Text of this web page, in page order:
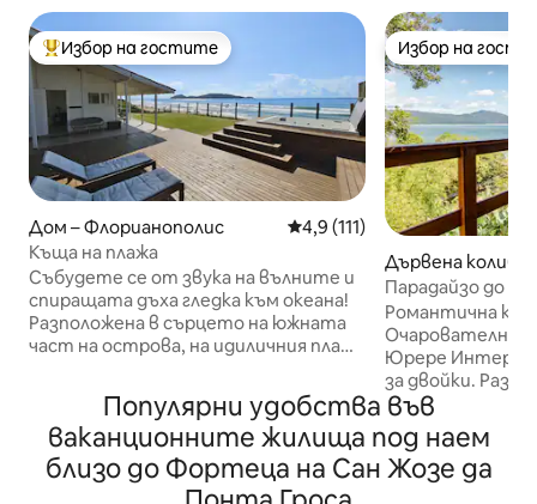
Най-популярен избор на гостите
Избор на гостите
Дом – Флорианополис Средна оценка: 4,9 от 5,
4,9 (111)
Къща на плажа
Събудете се от звука на вълните и
спиращата дъха гледка към океана!
Разположена в сърцето на южната
част на острова, на идиличния плаж
морето предлага уникално
изживяване. Потопете се в
кристално чистите води на
Кампече или се отпуснете под звука
на вълните, докато се
Избор на
Избор на
Дървена колиба
нополис
Парадайзо до
Изглед към
Романтична
Очарователна
Юрере
за двойки.
вана, удобно
балкон с
телевизор,
плажове,
Популярни удобства във
ваканционните жилища под наем
близо до Фортеца на Сан Жозе да